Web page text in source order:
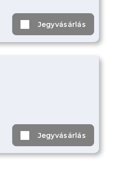
Jegyvásárlás
Jegyvásárlás